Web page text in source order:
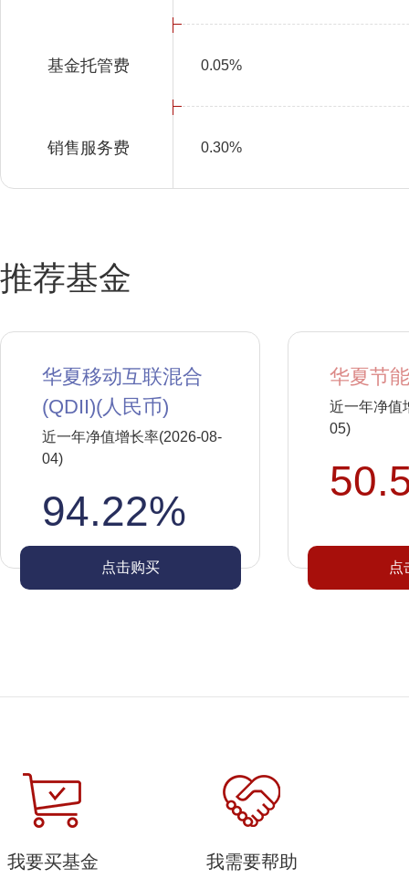
基金托管费 0.05%
销售服务费 0.30%
推荐基金
华夏移动互联混合
(QDII)(人民币)
近一年净值增长率(2026-08-
04)
94.22%
点击购买
华夏节
近一年净值
05)
点
我要买基金 我需要帮助